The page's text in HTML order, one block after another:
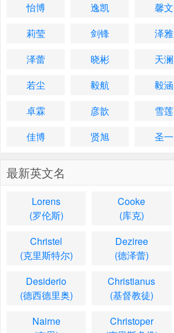
怡博 逸凯 馨文
莉莹
剑锋 泽雅
泽蕾
晓彬 天澜
若尘
毅航 毅涵
卓霖
彦歆 雪莲
佳博
贤旭 圣一
最新英文名
Lorens
(罗伦斯)
Cooke
(库克)
Christel
(克里斯特尔)
Deziree
(德泽蕾)
Desiderio
(德西德里奥)
Christianus
(基督教徒)
Nairne
Christoper